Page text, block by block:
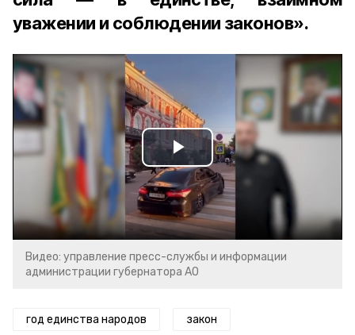
уважении и соблюдении законов».
Play
Video
Видео: управление пресс-службы и информации
администрации губернатора АО
год единства народов закон